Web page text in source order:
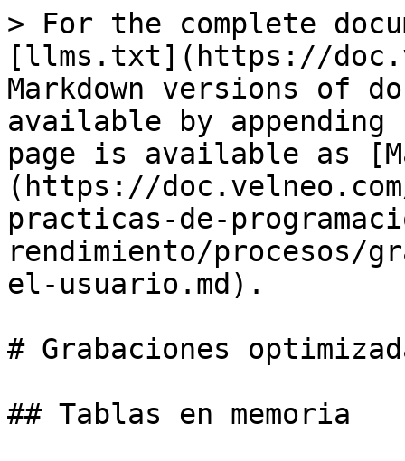
> For the complete
[llms.txt](https://
Markdown versions of
available by
page is available as
(https://
practicas-de-
rendimiento/procesos/
el-usuario.md).
# Grabaciones
## Tablas en memoria